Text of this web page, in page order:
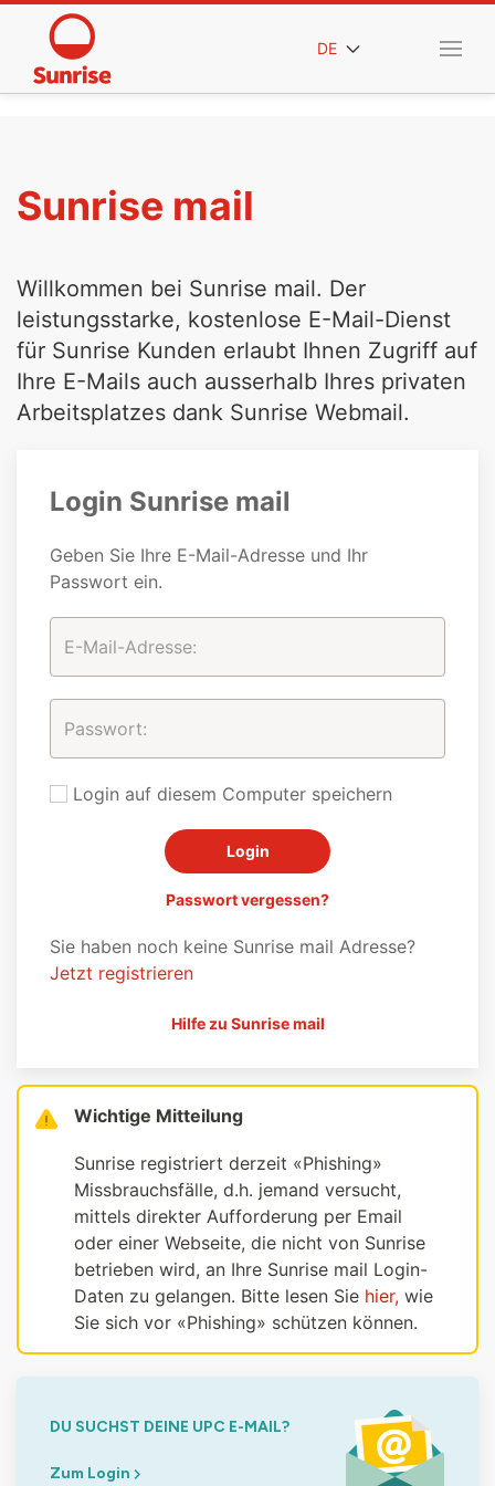
DE
Sunrise mail
Willkommen bei Sunrise mail. Der
leistungsstarke, kostenlose E-Mail-Dienst
für Sunrise Kunden erlaubt Ihnen Zugriff auf
Ihre E-Mails auch ausserhalb Ihres privaten
Arbeitsplatzes dank Sunrise Webmail.
Login Sunrise mail
Geben Sie Ihre E-Mail-Adresse und Ihr
Passwort ein.
Login auf diesem Computer speichern
Passwort vergessen?
Sie haben noch keine Sunrise mail Adresse?
Jetzt registrieren
Hilfe zu Sunrise mail
Wichtige Mitteilung
Sunrise registriert derzeit «Phishing»
Missbrauchsfälle, d.h. jemand versucht,
mittels direkter Aufforderung per Email
oder einer Webseite, die nicht von Sunrise
betrieben wird, an Ihre Sunrise mail Login-
Daten zu gelangen. Bitte lesen Sie hier, wie
Sie sich vor «Phishing» schützen können.
DU SUCHST DEINE UPC E-MAIL?
Zum Login